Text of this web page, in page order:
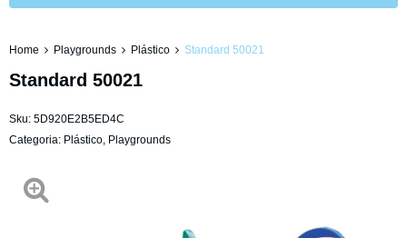
Home Playgrounds Plástico Standard 50021
Standard 50021
Sku: 5D920E2B5ED4C
Categoria: Plástico, Playgrounds